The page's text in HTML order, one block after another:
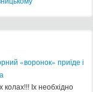
«воронок» приїде і
колах!!! Іх необхідно